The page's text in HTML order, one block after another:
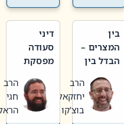
בין
המצרים –
הבדל בין
חדשה
לישנה
הרב
יחזקאל
בוצ'קו
דיני
סעודה
מפסקת
תשעה
באב
הרב
חגי
הראל